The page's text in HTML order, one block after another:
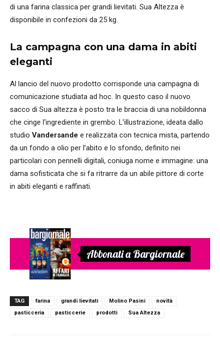
di una farina classica per grandi lievitati. Sua Altezza è
disponibile in confezioni da 25 kg.
La campagna con una dama in abiti
eleganti
Al lancio del nuovo prodotto corrisponde una campagna di
comunicazione studiata ad hoc. In questo caso il nuovo
sacco di Sua altezza è posto tra le braccia di una nobildonna
che cinge l'ingrediente in grembo. L’illustrazione, ideata dallo
studio Vandersande e realizzata con tecnica mista, partendo
da un fondo a olio per l’abito e lo sfondo, definito nei
particolari con pennelli digitali, coniuga nome e immagine: una
dama sofisticata che si fa ritrarre da un abile pittore di corte
in abiti eleganti e raffinati.
Abbonati a Bargiornale
TAG farina grandi lievitati Molino Pasini
novità
pasticceria
pasticcerie prodotti Sua Altezza